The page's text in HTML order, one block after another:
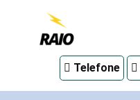
em
Telefone